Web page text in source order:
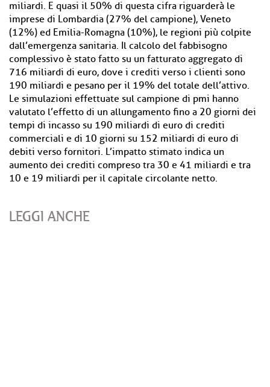
miliardi. E quasi il 50% di questa cifra riguarderà le
imprese di Lombardia (27% del campione), Veneto
(12%) ed Emilia-Romagna (10%), le regioni più colpite
dall’emergenza sanitaria. Il calcolo del fabbisogno
complessivo è stato fatto su un fatturato aggregato di
716 miliardi di euro, dove i crediti verso i clienti sono
190 miliardi e pesano per il 19% del totale dell’attivo.
Le simulazioni effettuate sul campione di pmi hanno
valutato l’effetto di un allungamento fino a 20 giorni dei
tempi di incasso su 190 miliardi di euro di crediti
commerciali e di 10 giorni su 152 miliardi di euro di
debiti verso fornitori. L’impatto stimato indica un
aumento dei crediti compreso tra 30 e 41 miliardi e tra
10 e 19 miliardi per il capitale circolante netto.
LEGGI ANCHE